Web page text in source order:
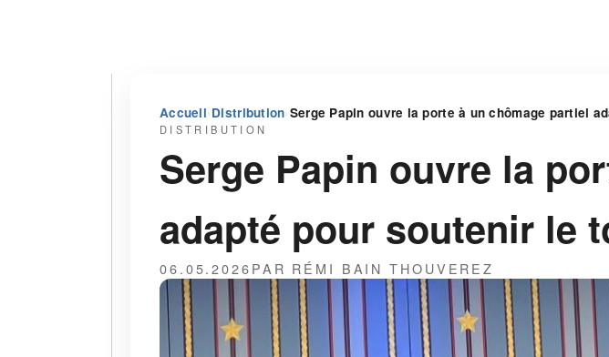
Accueil›Distribution›Serge Papin ouvre la porte à un chômage partiel
DISTRIBUTION
Serge Papin ouvre la
adapté pour soutenir le
06.05.2026PAR RÉMI BAIN THOUVEREZ